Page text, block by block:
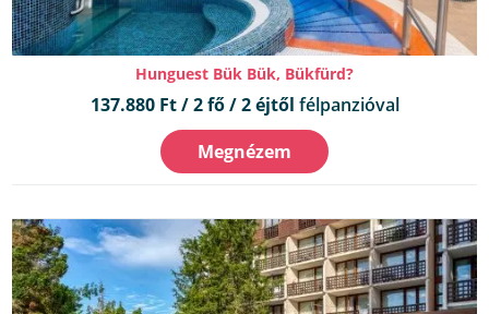
Hunguest Bük Bük, Bükfürd?
137.880 Ft / 2 fő / 2 éjtől félpanzióval
Megnézem